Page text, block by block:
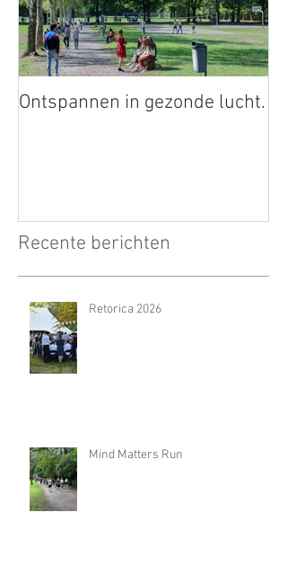
Ontspannen in gezonde lucht.
Recente berichten
Retorica 2026
Mind Matters Run